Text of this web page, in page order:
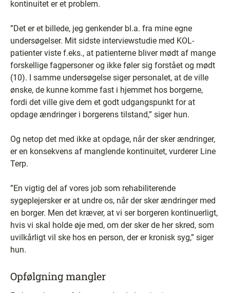
kontinuitet er et problem.
”Det er et billede, jeg genkender bl.a. fra mine egne
undersøgelser. Mit sidste interviewstudie med KOL-
patienter viste f.eks., at patienterne bliver mødt af mange
forskellige fagpersoner og ikke føler sig forstået og mødt
(10). I samme undersøgelse siger personalet, at de ville
ønske, de kunne komme fast i hjemmet hos borgerne,
fordi det ville give dem et godt udgangspunkt for at
opdage ændringer i borgerens tilstand,” siger hun.
Og netop det med ikke at opdage, når der sker ændringer,
er en konsekvens af manglende kontinuitet, vurderer Line
Terp.
”En vigtig del af vores job som rehabiliterende
sygeplejersker er at undre os, når der sker ændringer med
en borger. Men det kræver, at vi ser borgeren kontinuerligt,
hvis vi skal holde øje med, om der sker de her skred, som
uvilkårligt vil ske hos en person, der er kronisk syg,” siger
hun.
Opfølgning mangler